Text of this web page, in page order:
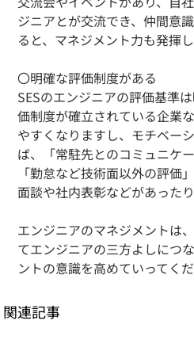
ジニアとが交流でき、仲間意
ると、マネジメント力も発揮
〇明確な評価制度がある
SESのエンジニアの評価基準
価制度が確立されている企業
やすくなりますし、モチベー
ば、「常駐先とのコミュニケ
「勤怠など技術面以外の評価
面談や社内表彰などがあった
エンジニアのマネジメントは
てエンジニアの三方よしにつ
ントの意識を高めていってくだ
関連記事